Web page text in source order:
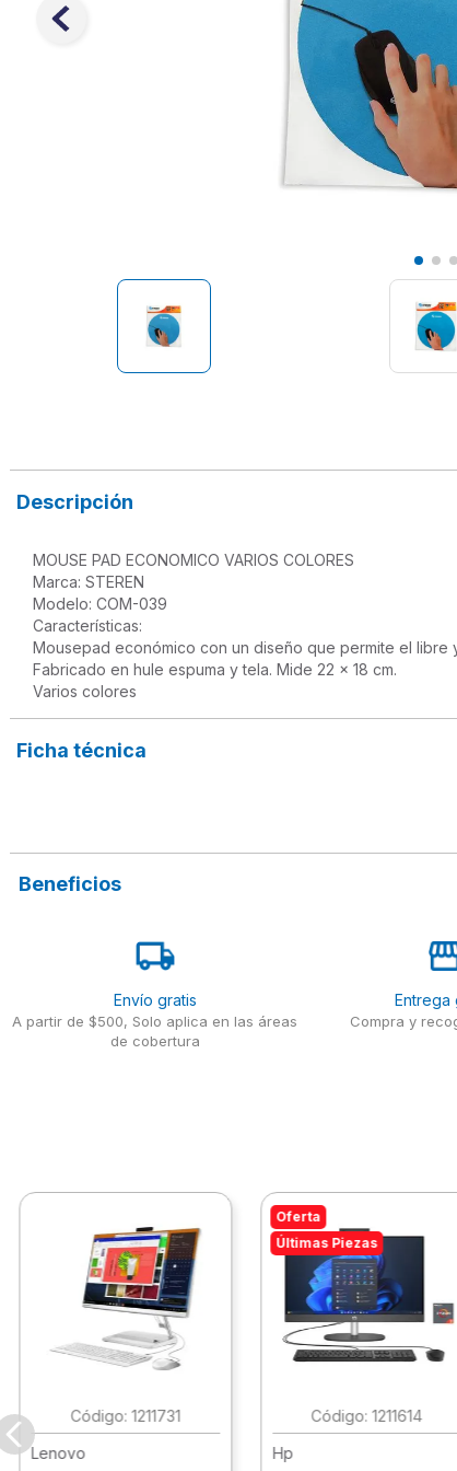
Descripción
MOUSE PAD ECONOMICO VARIOS COLORES
Marca: STEREN
Modelo: COM-039
Características:
Mousepad económico con un diseño que permite el libre
Fabricado en hule espuma y tela. Mide 22 x 18 cm.
Ficha técnica
Beneficios
Envío gratis
A partir de $500, Solo aplica en las áreas
de cobertura
Entrega
Compra y
:1211731
Lenovo
Oferta
Últimas Piezas
:1211614
Hp